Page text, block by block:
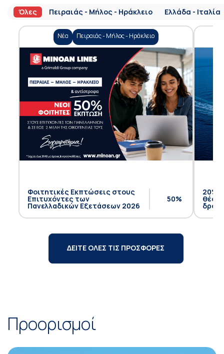
Όλες Πειραιάς - Μήλος - Ηράκλειο Ελλάδα - Ιταλία
Νέα Πειραιάς - Μήλος - Ηράκλειο
Φοιτητικές Εκπτώσεις στους
Επιτυχόντες των
Πανελλαδικών Εξετάσεων 2026
50%
20%
θέση
ΔΕΙΤΕ ΟΛΕΣ ΤΙΣ ΠΡΟΣΦΟΡΕΣ
Προορισμοί